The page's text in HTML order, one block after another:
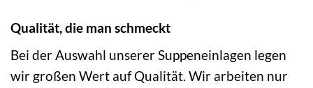
Qualität, die man schmeckt
Bei der Auswahl unserer Suppeneinlagen legen
wir großen Wert auf Qualität. Wir arbeiten nur